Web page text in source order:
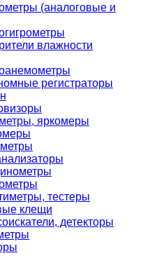
(аналоговые и
влажности
регистраторы
яркомеры
тестеры
клещи
детекторы